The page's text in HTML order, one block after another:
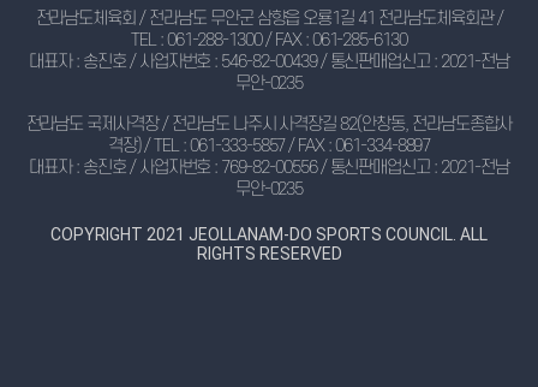
전라남도체육회 / 전라남도 무안군 삼향읍 오룡1길 41 전라남도체육회관 /
TEL : 061-288-1300 / FAX : 061-285-6130
대표자 : 송진호 / 사업자번호 : 546-82-00439 / 통신판매업신고 : 2021-전남
무안-0235
전라남도 국제사격장 / 전라남도 나주시 사격장길 82(안창동, 전라남도종합사
격장) / TEL : 061-333-5857 / FAX : 061-334-8897
대표자 : 송진호 / 사업자번호 : 769-82-00556 / 통신판매업신고 : 2021-전남
무안-0235
COPYRIGHT 2021 JEOLLANAM-DO SPORTS COUNCIL. ALL
RIGHTS RESERVED